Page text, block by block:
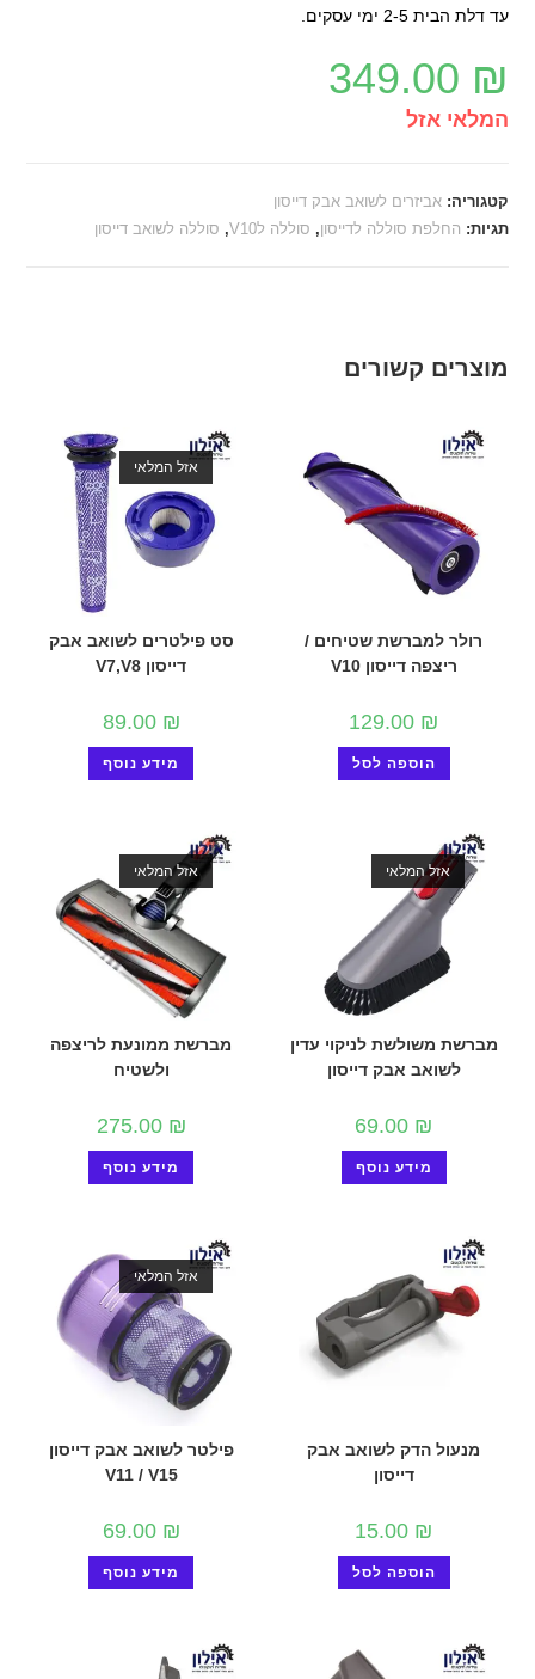
עד דלת הבית 2-5 ימי עסקים.
349.00 ₪
המלאי אזל
קטגוריה:אביזרים לשואב אבק דייסון
תגיות: החלפת סוללה לדייסון, סוללה לV10 , סוללה לשואב דייסון
מוצרים קשורים
רולר למברשת שטיחים /
ריצפה דייסון V10
129.00 ₪
הוספה לסל
אזל המלאי
סט פילטרים לשואב אבק
דייסון V7,V8
89.00 ₪
מידע נוסף
אזל המלאי
מברשת משולשת לניקוי עדין
לשואב אבק דייסון
69.00 ₪
מידע נוסף
אזל המלאי
מברשת ממונעת לריצפה
ולשטיח
275.00 ₪
מידע נוסף
מנעול הדק לשואב אבק
דייסון
15.00 ₪
הוספה לסל
אזל המלאי
פילטר לשואב אבק דייסון
V11 / V15
69.00 ₪
מידע נוסף